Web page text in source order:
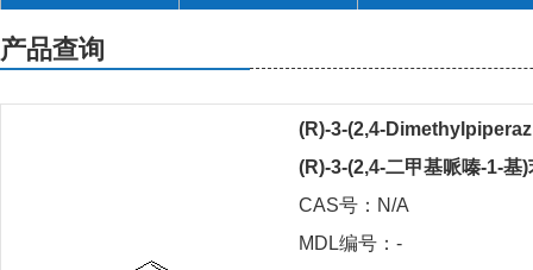
产品查询
(R)-3-(2,4-
(R)-3-(2,4-二甲基哌嗪-1-基
CAS号：N/A
MDL编号：-